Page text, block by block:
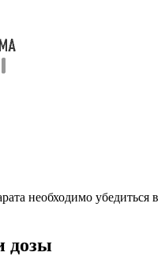
необходимо убедиться в
дозы